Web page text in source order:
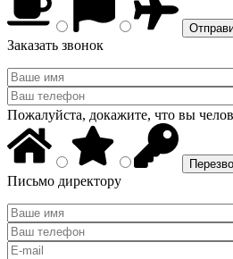
Заказать звонок
Пожалуйста, докажите, что вы
Письмо директору